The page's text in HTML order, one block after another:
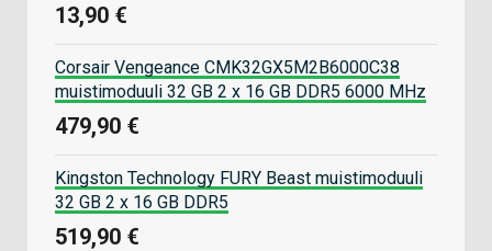
13,90 €
Corsair Vengeance CMK32GX5M2B6000C38
muistimoduuli 32 GB 2 x 16 GB DDR5 6000 MHz
479,90 €
Kingston Technology FURY Beast muistimoduuli
32 GB 2 x 16 GB DDR5
519,90 €